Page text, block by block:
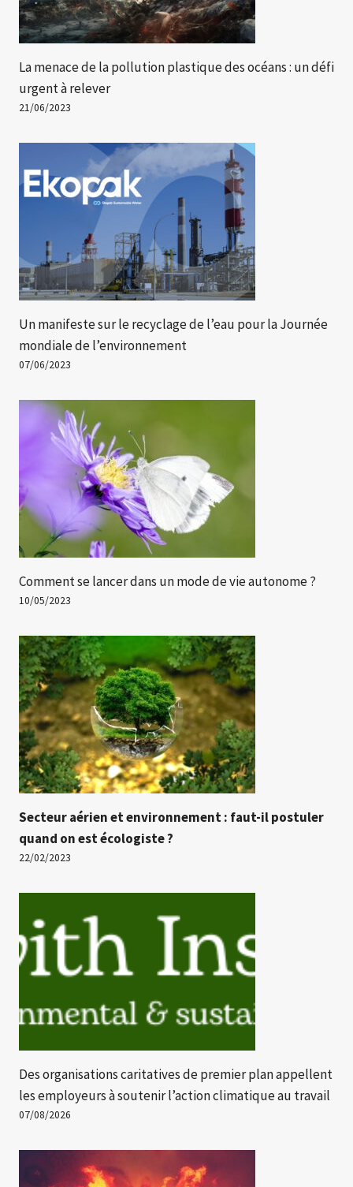
La menace de la pollution plastique des océans : un défi
urgent à relever
21/06/2023
Un manifeste sur le recyclage de l’eau pour la Journée
mondiale de l’environnement
07/06/2023
Comment se lancer dans un mode de vie autonome ?
10/05/2023
Secteur aérien et environnement : faut-il postuler
quand on est écologiste ?
22/02/2023
Des organisations caritatives de premier plan appellent
les employeurs à soutenir l’action climatique au travail
07/08/2026